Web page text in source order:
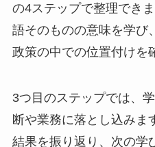
の4ステップで整理でき
語そのものの意味を学び
政策の中での位置付けを
3つ目のステップでは、
断や業務に落とし込みま
結果を振り返り、次の学